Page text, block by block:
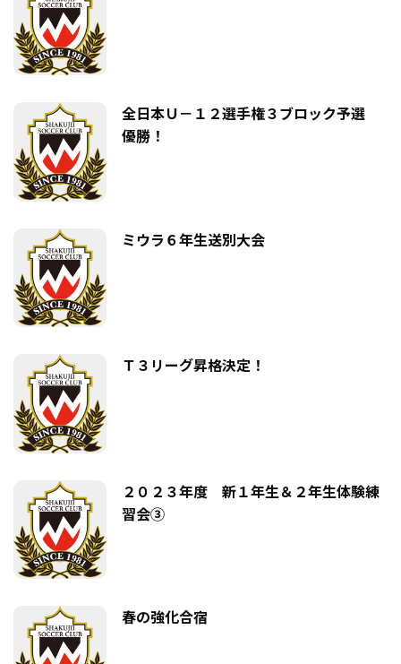
全日本Ｕ－１２選手権３ブロック予選
優勝！
ミウラ６年生送別大会
Ｔ３リーグ昇格決定！
２０２３年度 新１年生＆２年生体験練
習会③
春の強化合宿